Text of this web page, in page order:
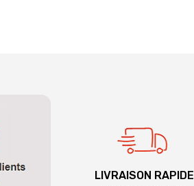
LIVRAISON RAPIDE